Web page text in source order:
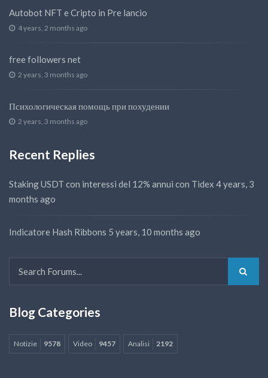
Autobot NFT e Cripto in Pre lancio
4 years, 2 months ago
free followers net
2 years, 3 months ago
Психологическая помощь при похудении
2 years, 3 months ago
Recent Replies
Staking USDT con interessi del 12% annui con Tidex 4 years, 3
months ago
Indicatore Hash Ribbons 5 years, 10 months ago
Blog Categories
Notizie 9578 Video 9457 Analisi 2192